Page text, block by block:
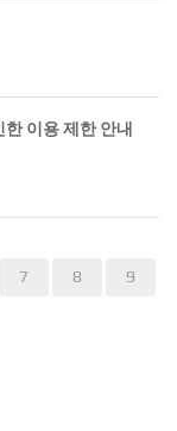
이용 제한 안내
7 8
9